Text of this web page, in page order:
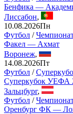
Бенфика —
Лиссабон,
10.08.2026Пн
Футбол /
Факел — Ахмат
Воронеж,
14.08.2026Пт
Футбол /
Суперкубок УЕФА
Зальцбург,
Футбол /
Оренбург ФК —